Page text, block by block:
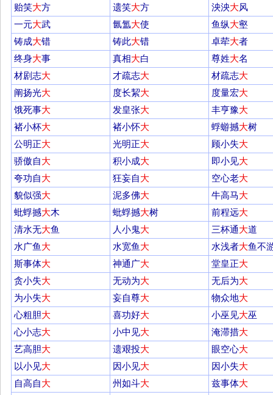
贻笑大方 遗笑大方 泱泱大风
一元大武 氤氲大使 鱼纵大壑
铸成大错 铸此大错 卓荦大者
终身大事 真相大白 尊姓大名
材剧志大 才疏志大 材疏志大
阐扬光大 度长絜大 度量宏大
饿死事大 发皇张大 丰亨豫大
褚小杯大 褚小怀大 蜉蝣撼大树
公明正大 光明正大 顾小失大
骄傲自大 积小成大 即小见大
夸功自大 狂妄自大 空心老大
貌似强大 泥多佛大 牛高马大
蚍蜉撼大木 蚍蜉撼大树 前程远大
清水无大鱼 人小鬼大 三杯通大道
水广鱼 大 水宽鱼 大 水浅者大鱼不
斯事体大 神通广大 堂皇正大
贪小失大 无动为大 无后为大
为小失大 妄自尊大 物众地大
心粗胆大 喜功好大 小巫见大巫
心小志大 小中见大 淹滞措大
艺高胆大 遗艰投大 眼空心大
以小见大 因小见大 因小失大
自高自大 州如斗大 兹事体大